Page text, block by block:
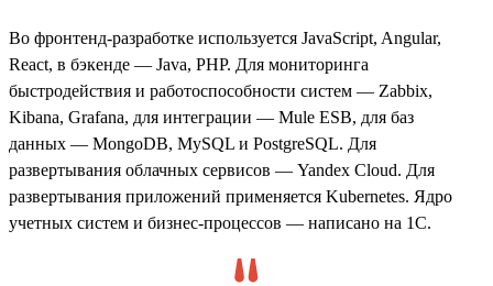
Во фронтенд-разработке используется JavaScript, Angular,
React, в бэкенде — Java, PHP. Для мониторинга
быстродействия и работоспособности систем — Zabbix,
Kibana, Grafana, для интеграции — Mule ESB, для баз
данных — MongoDB, MySQL и PostgreSQL. Для
развертывания облачных сервисов — Yandex Cloud. Для
развертывания приложений применяется Kubernetes. Ядро
учетных систем и бизнес-процессов — написано на 1С.